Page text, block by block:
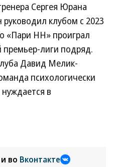
Сергея Юрана
руководил клубом с 2023
«Пари НН» проиграл
лиги подряд.
Давид Мелик-
психологически
в
и во Вконтакте